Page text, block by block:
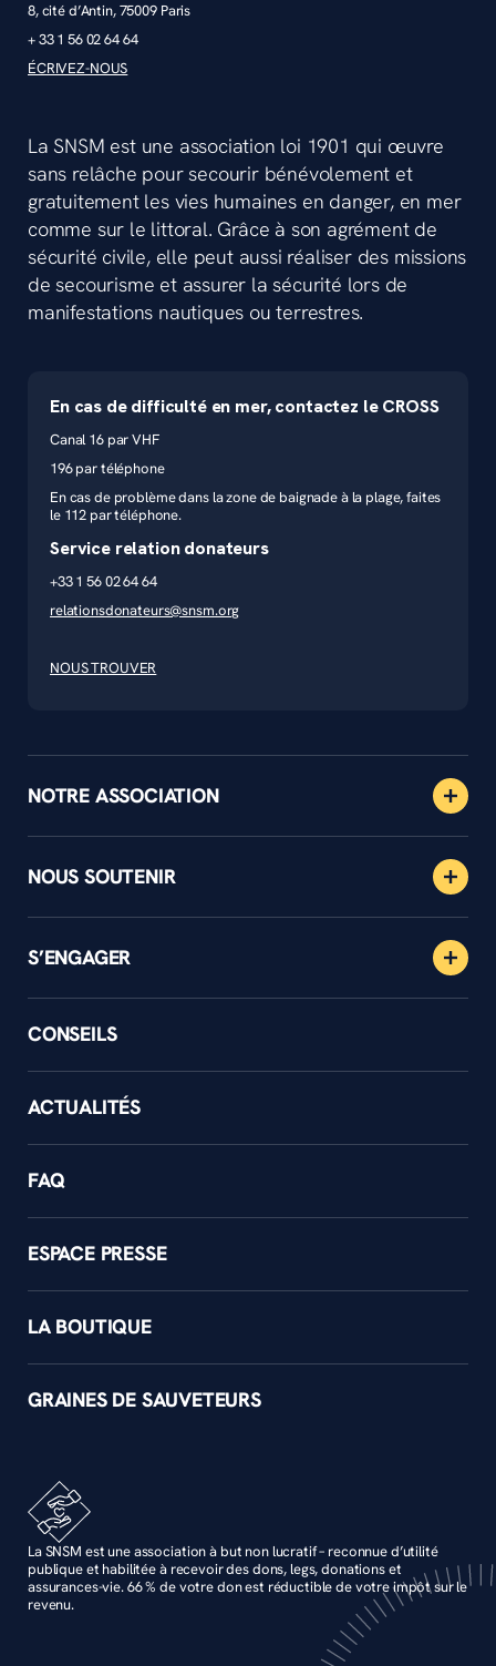
8, cité d’Antin, 75009 Paris
+ 33 1 56 02 64 64
ÉCRIVEZ-NOUS
La SNSM est une association loi 1901 qui œuvre
sans relâche pour secourir bénévolement et
gratuitement les vies humaines en danger, en mer
comme sur le littoral. Grâce à son agrément de
sécurité civile, elle peut aussi réaliser des missions
de secourisme et assurer la sécurité lors de
manifestations nautiques ou terrestres.
En cas de difficulté en mer, contactez le CROSS
Canal 16 par VHF
196 par téléphone
En cas de problème dans la zone de baignade à la plage, faites
le 112 par téléphone.
Service relation donateurs
+33 1 56 02 64 64
relationsdonateurs@snsm.org
NOUS TROUVER
NOTRE ASSOCIATION
NOUS SOUTENIR
S’ENGAGER
CONSEILS
ACTUALITÉS
FAQ
ESPACE PRESSE
LA BOUTIQUE
GRAINES DE SAUVETEURS
La SNSM est une association à but non lucratif – reconnue d’utilité
publique et habilitée à recevoir des dons, legs, donations et
assurances-vie. 66 % de votre don est réductible de votre impôt sur le
revenu.